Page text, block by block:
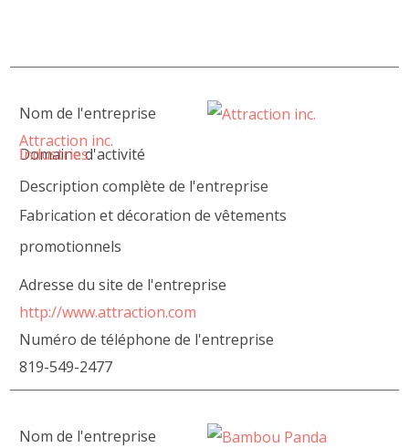
Nom de l'entreprise
Attraction inc.
Domaine d'activité
Industries
Description complète de l'entreprise
Fabrication et décoration de vêtements
promotionnels
Adresse du site de l'entreprise
http://www.attraction.com
Numéro de téléphone de l'entreprise
819-549-2477
Nom de l'entreprise